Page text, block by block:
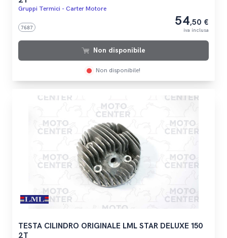
Gruppi Termici - Carter Motore
7687 54,50 €
iva inclusa
Non disponibile
Non disponibile!
TESTA CILINDRO ORIGINALE LML STAR DELUXE 150
2T